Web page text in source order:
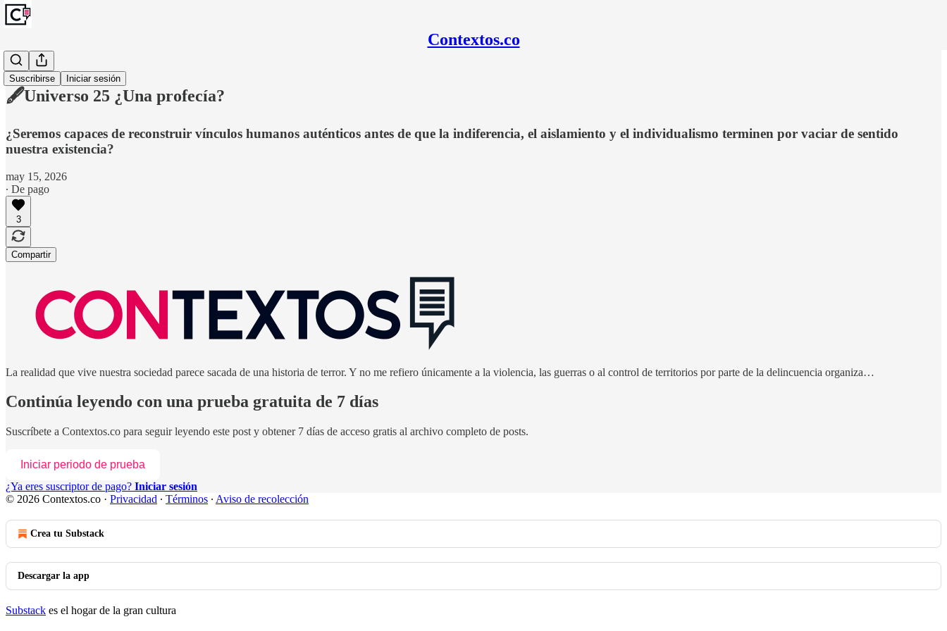
Contextos.co
Suscribirse Iniciar sesión
Artículos
🖋️Universo 25 ¿Una profecía?
¿Seremos capaces de reconstruir vínculos humanos auténticos antes de que la indiferencia, el aislamiento y el individualismo terminen por vaciar de sentido
nuestra existencia?
may 15, 2026
∙ De pago
3
Compartir
La realidad que vive nuestra sociedad parece sacada de una historia de terror. Y no me refiero únicamente a la violencia, las guerras o al control de territorios por parte de la delincuencia organiza…
Continúa leyendo con una prueba gratuita de 7 días
Suscríbete a Contextos.co para seguir leyendo este post y obtener 7 días de acceso gratis al archivo completo de posts.
Iniciar periodo de prueba
¿Ya eres suscriptor de pago? Iniciar sesión
© 2026 Contextos.co · Privacidad ∙ Términos ∙ Aviso de recolección
Crea tu Substack
Descargar la app
Substack es el hogar de la gran cultura